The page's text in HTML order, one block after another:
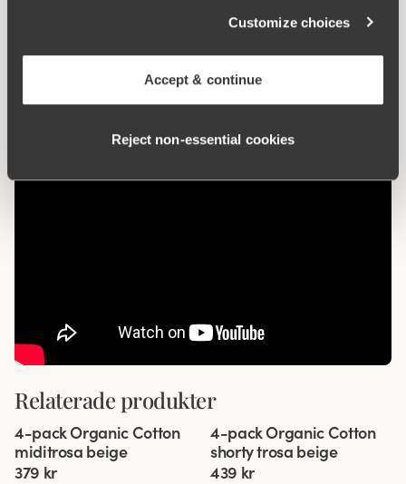
Customize choices
Accept & continue
Reject non‑essential cookies
92% bomull, 8% elastan
Tvättinstruktioner: Fintvätt 40°
Relaterade produkter
4-pack Organic Cotton
miditrosa beige
379 kr
4-pack Organic Cotton
shorty trosa beige
439 kr